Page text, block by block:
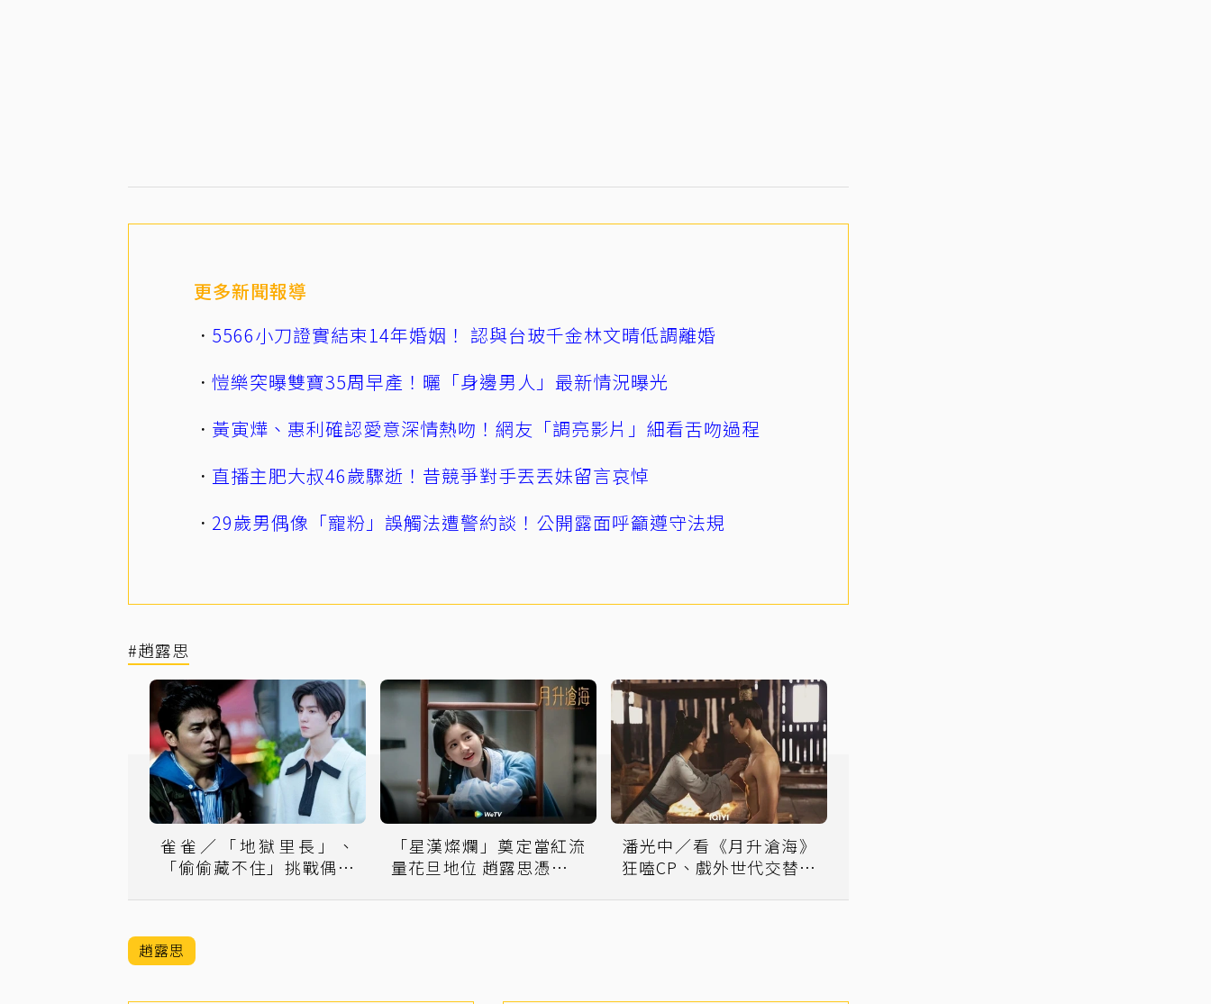
更多新聞報導
5566小刀證實結束14年婚姻！ 認與台玻千金林文晴低調離婚
愷樂突曝雙寶35周早產！曬「身邊男人」最新情況曝光
黃寅燁、惠利確認愛意深情熱吻！網友「調亮影片」細看舌吻過程
直播主肥大叔46歲驟逝！昔競爭對手丟丟妹留言哀悼
29歲男偶像「寵粉」誤觸法遭警約談！公開露面呼籲遵守法規
#趙露思
雀雀／「地獄里長」、
「偷偷藏不住」挑戰偶像
「星漢燦爛」奠定當紅流
量花旦地位 趙露思憑什麼
潘光中／看《月升滄海》
狂嗑CP、戲外世代交替
趙露思